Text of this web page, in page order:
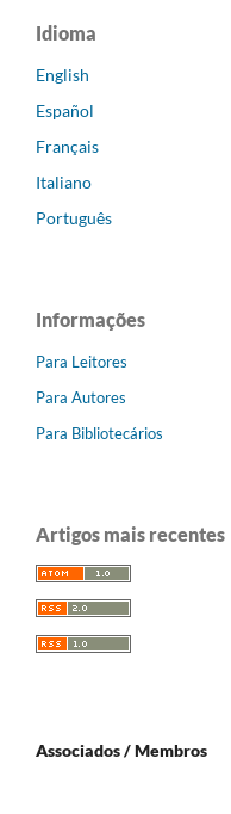
Idioma
English
Español
Français
Italiano
Português
Informações
Para Leitores
Para Autores
Para Bibliotecários
Artigos mais recentes
Associados / Membros